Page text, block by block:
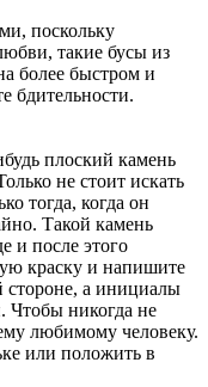
поскольку
такие бусы из
более быстром и
бдительности.
плоский камень
не стоит искать
тогда, когда он
Такой камень
и после этого
краску и напишите
а инициалы
Чтобы никогда не
любимому человеку.
или положить в